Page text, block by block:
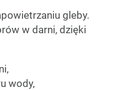
gleby.
w darni, dzięki
wody,